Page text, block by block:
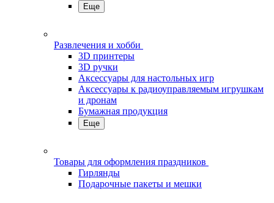
Еще
Развлечения и хобби
3D принтеры
3D ручки
Аксессуары для настольных игр
Аксессуары к радиоуправляемым игрушкам
и дронам
Бумажная продукция
Еще
Товары для оформления праздников
Гирлянды
Подарочные пакеты и мешки